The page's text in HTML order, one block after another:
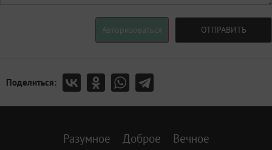
Авторизоваться ОТПРАВИТЬ
Поделиться:
Разумное Доброе Вечное